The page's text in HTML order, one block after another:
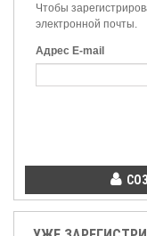
Чтобы
электронной почты.
Адрес E-mail